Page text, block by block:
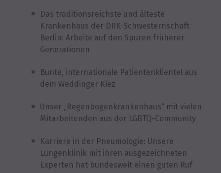
Das traditionsreichste und älteste
Krankenhaus der DRK-Schwesternschaft
Berlin: Arbeite auf den Spuren früherer
Generationen
Bunte, internationale Patientenklientel aus
dem Weddinger Kiez
Unser „Regenbogenkrankenhaus“ mit vielen
Mitarbeitenden aus der LGBTQ-Community
Karriere in der Pneumologie: Unsere
Lungenklinik mit ihren ausgezeichneten
Experten hat bundesweit einen guten Ruf